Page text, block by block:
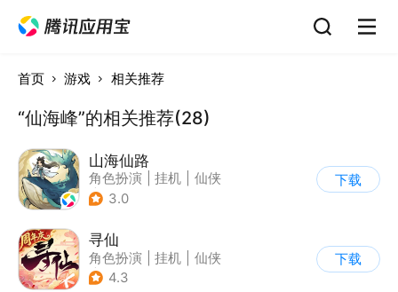
首页 游戏 相关推荐
“仙海峰”的相关推荐(28)
山海仙路
角色扮演 挂机
仙侠
| 剧情
3.0
下载
寻仙
角色扮演 挂机
仙侠
| 寻仙
4.3
下载